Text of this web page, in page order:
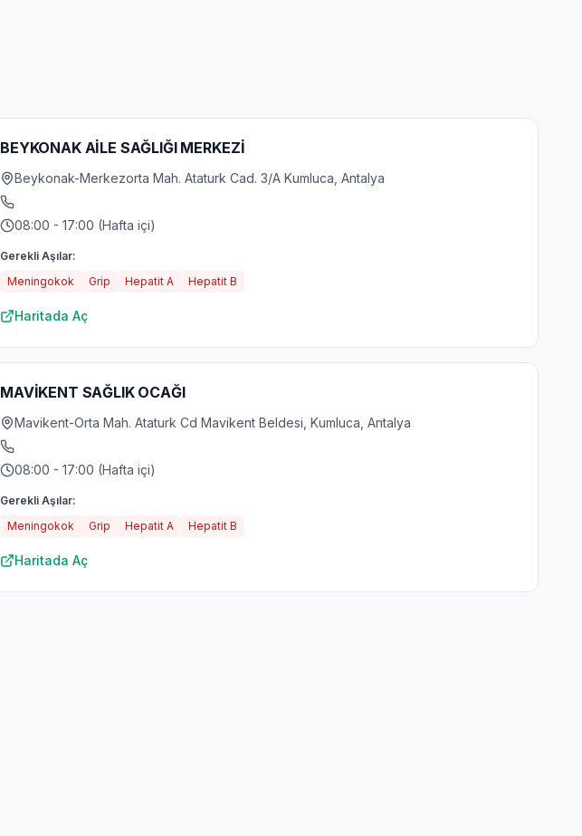
BEYKONAK AİLE SAĞLIĞI MERKEZİ
Beykonak-Merkezorta Mah. Ataturk Cad. 3/A Kumluca, Antalya
08:00 - 17:00 (Hafta içi)
Gerekli Aşılar:
Meningokok
Grip Hepatit A Hepatit B
Haritada Aç
MAVİKENT SAĞLIK OCAĞI
Mavikent-Orta Mah. Ataturk Cd Mavikent Beldesi, Kumluca, Antalya
08:00 - 17:00 (Hafta içi)
Gerekli Aşılar:
Meningokok
Grip Hepatit A Hepatit B
Haritada Aç